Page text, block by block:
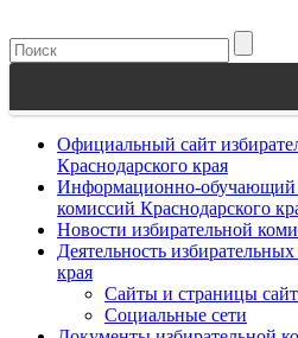
Официальный сайт
Краснодарского края
Информационно-обучающий
комиссий Краснодарского
Новости избирательной
Деятельность
края
Сайты и страницы
Социальные сети